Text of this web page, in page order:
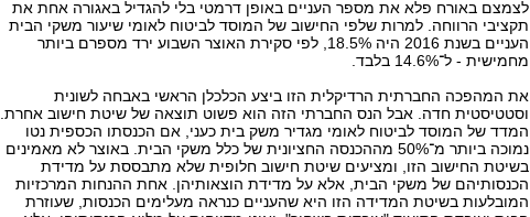
לצמצם באורח פלא את מספר העניים באופן דרמטי בלי להגדיל באגורה אחת את
תקציבי הרווחה. למרות שלפי החישוב של המוסד לביטוח לאומי שיעור משקי הבית
העניים בשנת 2016 היה 18.5%, לפי סקירת האוצר השבוע ירד מספרם ביותר
מחמישית - ל־14.6% בלבד.
את המהפכה החברתית הרדיקלית הזו ביצע הכלכלן הראשי באבחה לשונית
וסטטיסטית חדה. אבל הנס החברתי הזה הוא פשוט תוצאה של שיטת חישוב אחרת.
המדד של המוסד לביטוח לאומי מגדיר משק בית כעני, אם הכנסתו הכספית נטו
נמוכה ביותר מ־50% מההכנסה החציונית של כלל משקי הבית. באוצר לא מאמינים
בשיטת החישוב הזו, ומציעים שיטת חישוב חלופית שלא מתבססת על מדידת
הכנסותיהם של משקי הבית, אלא על מדידת הוצאותיהן. אחת ההנחות המרכזיות
המובלעות בשיטת המדידה הזו היא שהעניים כנראה מעלימים הכנסות, שעוזרת